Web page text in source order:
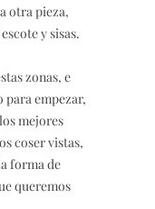
otra pieza,
y sisas.
zonas, e
para empezar,
mejores
coser vistas,
forma de
queremos